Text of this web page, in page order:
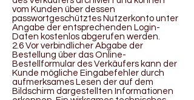
vom Kunden über dessen
passwortgeschütztes Nutzerkonto unter
Angabe der entsprechenden Login-
Daten kostenlos abgerufen werden.
2.6 Vor verbindlicher Abgabe der
Bestellung über das Online-
Bestellformular des Verkäufers kann der
Kunde mögliche Eingabefehler durch
aufmerksames Lesen der auf dem
Bildschirm dargestellten Informationen